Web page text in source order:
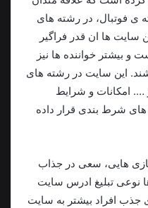
ی فوتبال، در رشته های
سایت ها ان قدر فراگیر
و بیشتر خواننده ها نیز
این سایت در رشته های
…. امکانات و شرایط
شرط بندی قرار داده
بازی هایی، سعی در جذاب
نوعی تبلیغ ادرس سایت
جذب افراد بیشتر به سایت